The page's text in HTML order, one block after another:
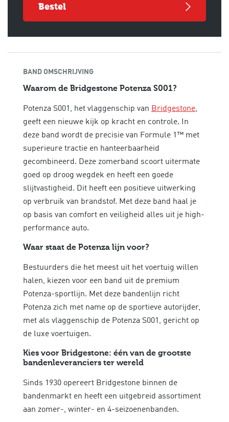
bestel
BAND OMSCHRIJVING
Waarom de Bridgestone Potenza S001?
Potenza S001, het vlaggenschip van Bridgestone,
geeft een nieuwe kijk op kracht en controle. In
deze band wordt de precisie van Formule 1™ met
superieure tractie en hanteerbaarheid
gecombineerd. Deze zomerband scoort uitermate
goed op droog wegdek en heeft een goede
slijtvastigheid. Dit heeft een positieve uitwerking
op verbruik van brandstof. Met deze band haal je
op basis van comfort en veiligheid alles uit je high-
performance auto.
Waar staat de Potenza lijn voor?
Bestuurders die het meest uit het voertuig willen
halen, kiezen voor een band uit de premium
Potenza-sportlijn. Met deze bandenlijn richt
Potenza zich met name op de sportieve autorijder,
met als vlaggenschip de Potenza S001, gericht op
de luxe voertuigen.
Kies voor Bridgestone: één van de grootste
bandenleveranciers ter wereld
Sinds 1930 opereert Bridgestone binnen de
bandenmarkt en heeft een uitgebreid assortiment
aan zomer-, winter- en 4-seizoenenbanden.